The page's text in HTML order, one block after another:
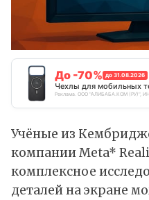
До -70% до 31.08.2026
Чехлы для мобильных
Реклама. ООО "АЛИБАБА.КОМ (РУ)",
Учёные из
компании Meta*
комплексное
деталей на экране